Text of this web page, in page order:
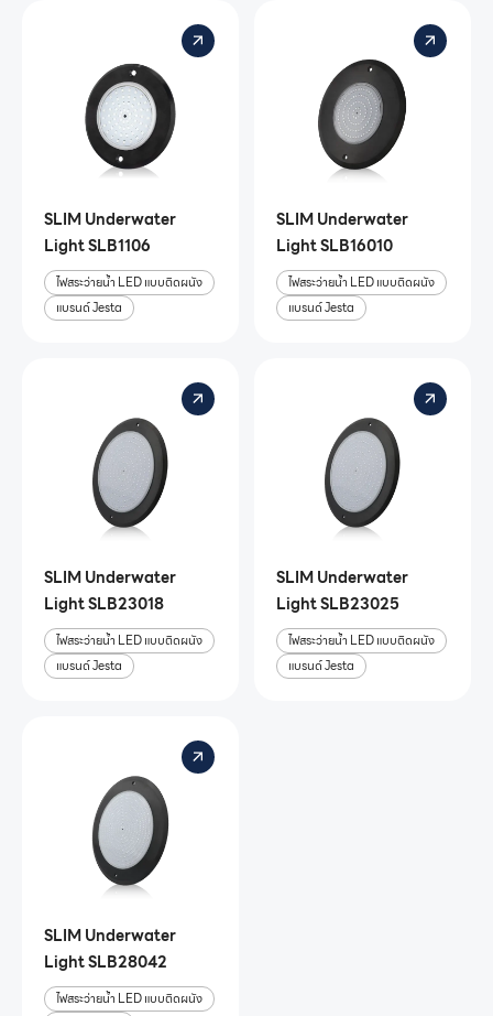
SLIM Underwater
Light SLB1106
ไฟสระว่ายน้ำ LED แบบติดผนัง
แบรนด์ Jesta
SLIM Underwater
Light SLB16010
ไฟสระว่ายน้ำ LED แบบติดผนัง
แบรนด์ Jesta
SLIM Underwater
Light SLB23018
ไฟสระว่ายน้ำ LED แบบติดผนัง
แบรนด์ Jesta
SLIM Underwater
Light SLB23025
ไฟสระว่ายน้ำ LED แบบติดผนัง
แบรนด์ Jesta
SLIM Underwater
Light SLB28042
ไฟสระว่ายน้ำ LED แบบติดผนัง